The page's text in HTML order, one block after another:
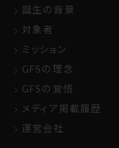
誕生の背景
対象者
ミッション
GFSの理念
GFSの覚悟
メディア掲載履歴
運営会社